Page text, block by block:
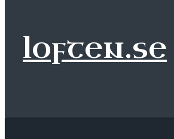
loften.se